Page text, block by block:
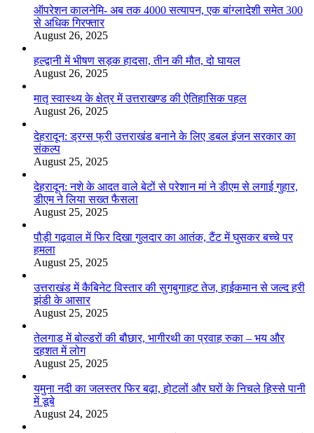
ऑपरेशन कालनेमि- अब तक 4000 सत्यापन, एक बांग्लादेशी समेत 300
से अधिक गिरफ्तार
August 26, 2025
हल्द्वानी में भीषण सड़क हादसा, तीन की मौत, दो घायल
August 26, 2025
मातृ स्वास्थ्य के क्षेत्र में उत्तराखण्ड की ऐतिहासिक पहल
August 26, 2025
देहरादून: ड्रग्स फ्री उत्तराखंड बनाने के लिए डबल इंजन सरकार का
संकल्प
August 25, 2025
देहरादून: नशे के आदत वाले बेटों से परेशान मां ने डीएम से लगाई गुहार,
डीएम ने लिया सख्त फैसला
August 25, 2025
पौड़ी गढ़वाल में फिर दिखा गुलदार का आतंक, टैंट में घुसकर बच्चे पर
हमला
August 25, 2025
उत्तराखंड में कैबिनेट विस्तार की सुगबुगाहट तेज, हाईकमान से जल्द हरी
झंडी के आसार
August 25, 2025
तेलगाड में बोल्डरों की बौछार, भागीरथी का प्रवाह रुका – भय और
दहशत में लोग
August 25, 2025
यमुना नदी का जलस्तर फिर बढ़ा, होटलों और घरों के निचले हिस्से पानी
में डूबे
August 24, 2025